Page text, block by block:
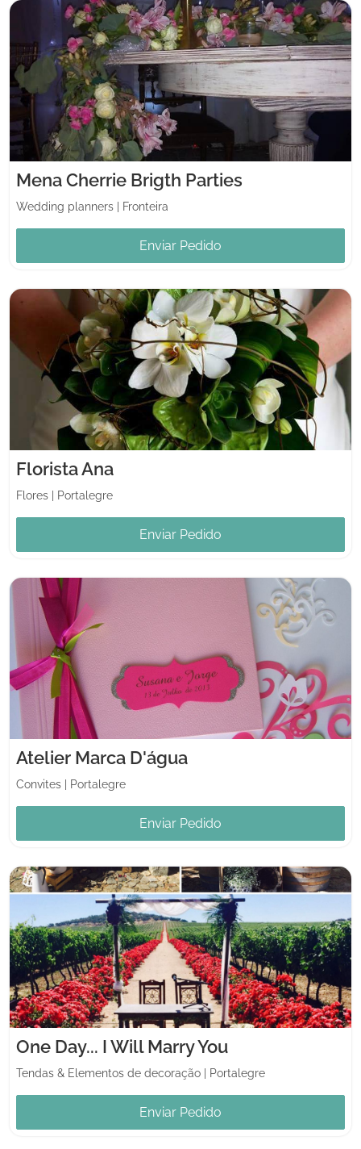
Mena Cherrie Brigth Parties
Wedding planners Fronteira
Enviar Pedido
Florista Ana
Flores Portalegre
Enviar Pedido
Atelier Marca D'água
Convites Portalegre
Enviar Pedido
One Day... I Will Marry You
Tendas & Elementos de decoração Portalegre
Enviar Pedido